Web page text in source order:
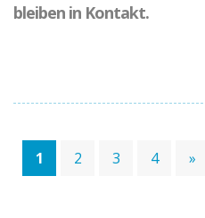
bleiben in Kontakt.
1 2 3 4 »